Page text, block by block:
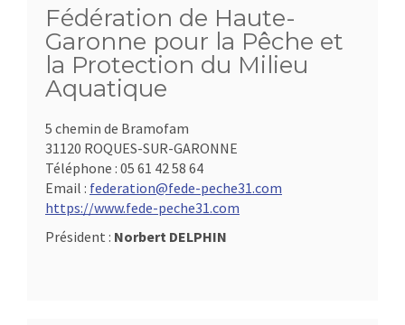
Fédération de Haute-
Garonne pour la Pêche et
la Protection du Milieu
Aquatique
5 chemin de Bramofam
31120 ROQUES-SUR-GARONNE
Téléphone : 05 61 42 58 64
Email : federation@fede-peche31.com
https://www.fede-peche31.com
Président : Norbert DELPHIN